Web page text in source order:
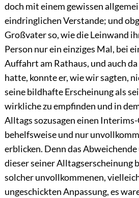
doch mit einem gewissen
eindringlichen Verstande; und
Großvater so, wie die Leinwand
Person nur ein einziges Mal, bei
Auffahrt am Rathaus, und auch
hatte, konnte er, wie wir sagten,
seine bildhafte Erscheinung als
wirkliche zu empfinden und in
Alltags sozusagen einen
behelfsweise und nur
erblicken. Denn das
dieser seiner Alltagserscheinung
solcher unvollkommenen,
ungeschickten Anpassung, es